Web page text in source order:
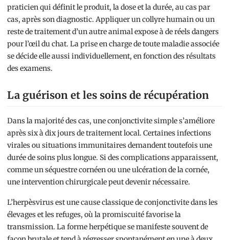
praticien qui définit le produit, la dose et la durée, au cas par
cas, après son diagnostic. Appliquer un collyre humain ou un
reste de traitement d’un autre animal expose à de réels dangers
pour l’œil du chat. La prise en charge de toute maladie associée
se décide elle aussi individuellement, en fonction des résultats
des examens.
La guérison et les soins de récupération
Dans la majorité des cas, une conjonctivite simple s’améliore
après six à dix jours de traitement local. Certaines infections
virales ou situations immunitaires demandent toutefois une
durée de soins plus longue. Si des complications apparaissent,
comme un séquestre cornéen ou une ulcération de la cornée,
une intervention chirurgicale peut devenir nécessaire.
L’herpèsvirus est une cause classique de conjonctivite dans les
élevages et les refuges, où la promiscuité favorise la
transmission. La forme herpétique se manifeste souvent de